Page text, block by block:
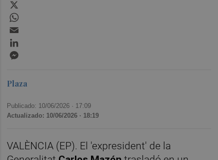
Plaza
Publicado: 10/06/2026 · 17:09
Actualizado: 10/06/2026 · 18:19
VALÈNCIA (EP). El 'expresident' de la